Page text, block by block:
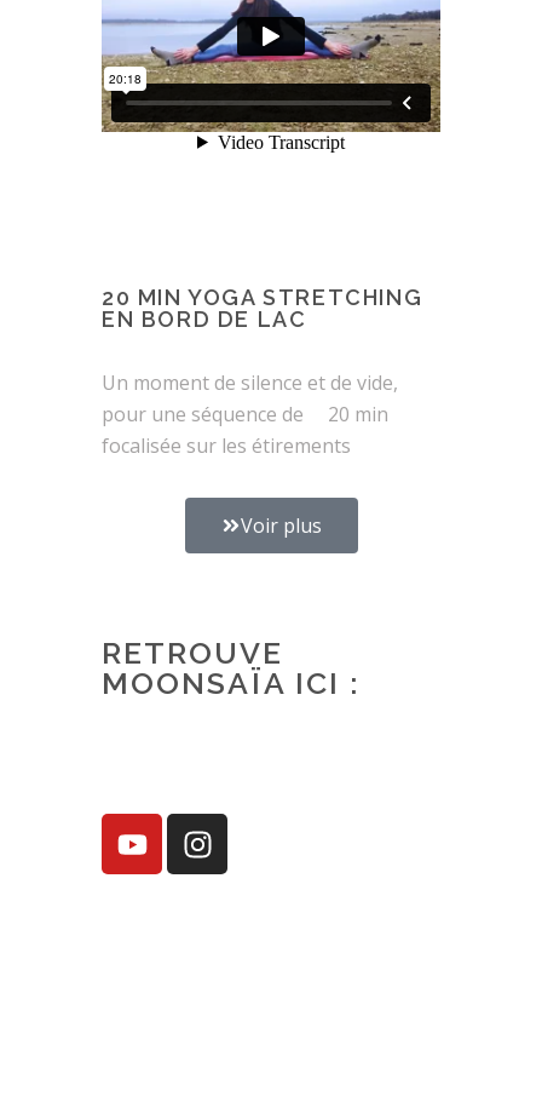
20 MIN YOGA STRETCHING
EN BORD DE LAC
Un moment de silence et de vide,
pour une séquence de 20 min
focalisée sur les étirements
Voir plus
RETROUVE
MOONSAÏA ICI :